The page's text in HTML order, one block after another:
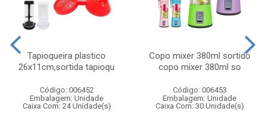
Tapioqueira plastico
26x11cm,sortida tapioqu
Código: 006452
Embalagem: Unidade
Caixa Com: 24 Unidade(s)
Copo mixer 380ml sortido
copo mixer 380ml so
Código: 006453
Embalagem: Unidade
Caixa Com: 30 Unidade(s)